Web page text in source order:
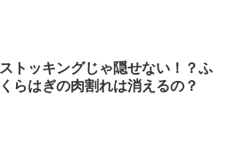
ストッキングじゃ隠せない！？ふ
くらはぎの肉割れは消えるの？